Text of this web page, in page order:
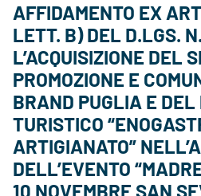
AFFIDAMENTO EX
LETT. B) DEL D.LGS.
L’ACQUISIZIONE DEL
PROMOZIONE E
BRAND PUGLIA E DEL
TURISTICO
ARTIGIANATO”
DELL’EVENTO
10 NOVEMBRE SAN